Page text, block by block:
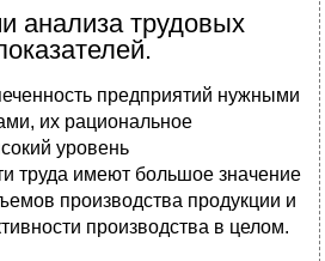
анализа трудовых
предприятий нужными
их рациональное
уровень
труда имеют большое значение
производства продукции и
производства в целом.